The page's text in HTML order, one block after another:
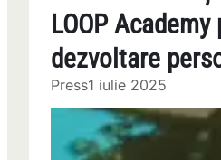
LOOP
dezvoltare
Press1 iulie 2025